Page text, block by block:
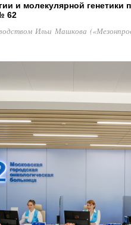
и молекулярной генетики
62
Ильи Машкова